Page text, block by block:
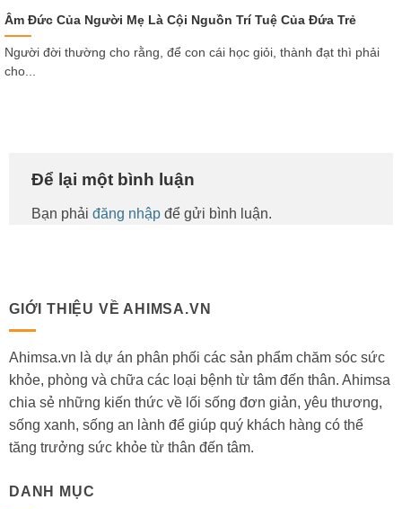
Âm Đức Của Người Mẹ Là Cội Nguồn Trí Tuệ Của Đứa Trẻ
Người đời thường cho rằng, để con cái học giỏi, thành đạt thì phải
cho...
Để lại một bình luận
Bạn phải đăng nhập để gửi bình luận.
GIỚI THIỆU VỀ AHIMSA.VN
Ahimsa.vn là dự án phân phối các sản phẩm chăm sóc sức
khỏe, phòng và chữa các loại bệnh từ tâm đến thân. Ahimsa
chia sẻ những kiến thức về lối sống đơn giản, yêu thương,
sống xanh, sống an lành để giúp quý khách hàng có thể
tăng trưởng sức khỏe từ thân đến tâm.
DANH MỤC